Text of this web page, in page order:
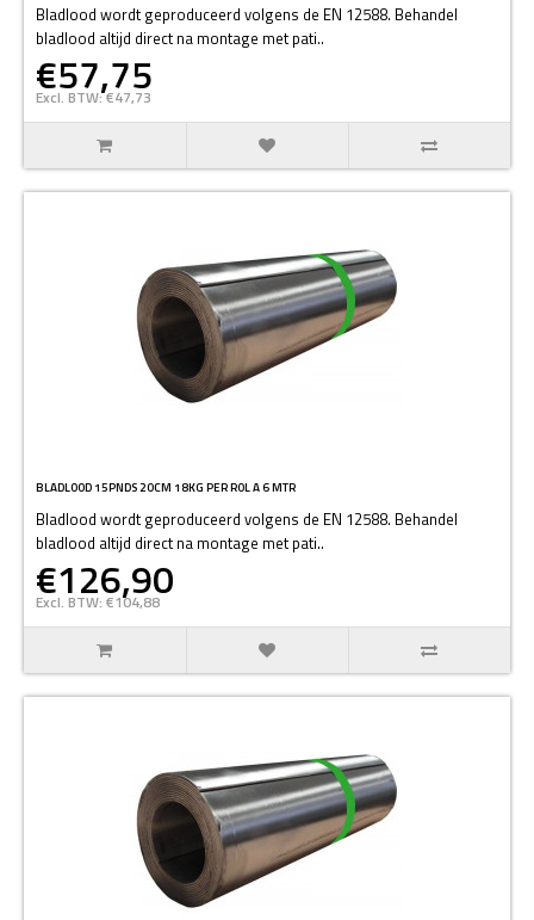
Bladlood wordt geproduceerd volgens de EN 12588. Behandel
bladlood altijd direct na montage met pati..
€57,75
Excl. BTW: €47,73
BLADLOOD 15PNDS 20CM 18KG PER ROL A 6 MTR
Bladlood wordt geproduceerd volgens de EN 12588. Behandel
bladlood altijd direct na montage met pati..
€126,90
Excl. BTW: €104,88